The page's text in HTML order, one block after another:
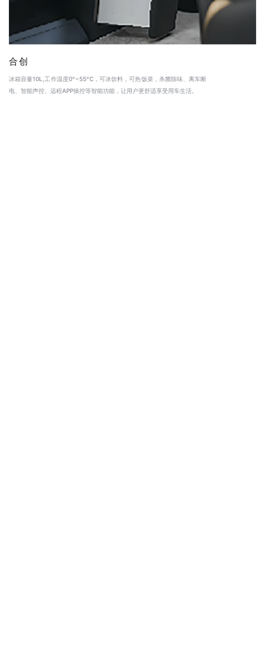
合创
冰箱容量10L,工作温度0°~55°C，可冰饮料，可热饭菜，杀菌除味、离车断
电、智能声控、远程APP操控等智能功能，让用户更舒适享受用车生活。